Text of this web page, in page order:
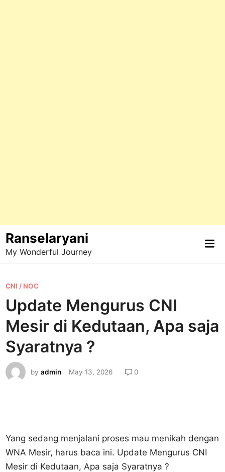
Skip
to
content
Ranselaryani
My Wonderful Journey
P
o
s
e
d
i
CNI / NOC
Update Mengurus CNI
Mesir di Kedutaan, Apa saja
Syaratnya ?
byadmin May 13, 2026 0
Yang sedang menjalani proses mau menikah dengan
WNA Mesir, harus baca ini. Update Mengurus CNI
Mesir di Kedutaan, Apa saja Syaratnya ?